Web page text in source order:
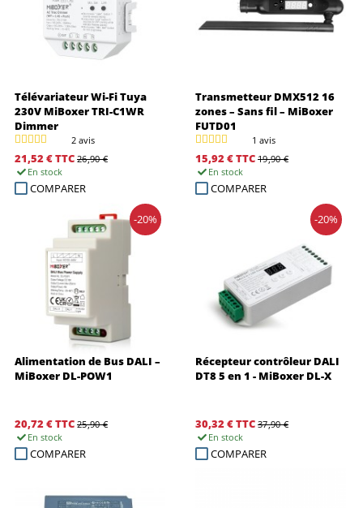
Télévariateur Wi-Fi Tuya
230V MiBoxer TRI-C1WR
Dimmer
2 avis
21,52 €TTC 26,90 €
En stock
COMPARER
Transmetteur DMX512 16
zones – Sans fil – MiBoxer
FUTD01
1 avis
15,92 €TTC 19,90 €
En stock
COMPARER
Alimentation de Bus DALI –
MiBoxer DL-POW1
-20%
20,72 €TTC 25,90 €
En stock
COMPARER
Récepteur contrôleur DALI
DT8 5 en 1 - MiBoxer DL-X
-20%
30,32 €TTC 37,90 €
En stock
COMPARER